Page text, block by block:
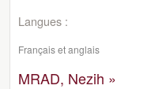
Langues :
Français et anglais
MRAD, Nezih »